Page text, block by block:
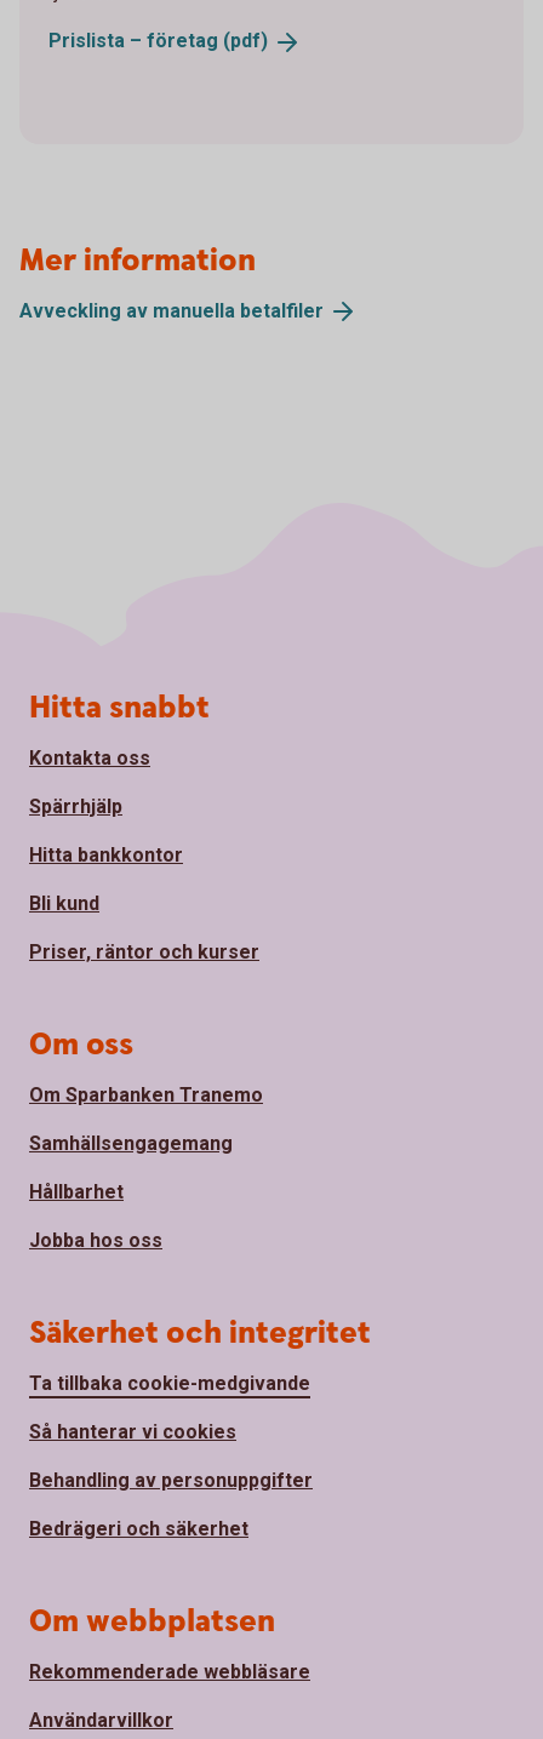
Prislista – företag (pdf)
Mer information
Avveckling av manuella betalfiler
Sidfot
Hitta snabbt
Kontakta oss
Spärrhjälp
Hitta bankkontor
Bli kund
Priser, räntor och kurser
Om oss
Om Sparbanken Tranemo
Samhällsengagemang
Hållbarhet
Jobba hos oss
Säkerhet och integritet
Ta tillbaka cookie-medgivande
Så hanterar vi cookies
Behandling av personuppgifter
Bedrägeri och säkerhet
Om webbplatsen
Rekommenderade webbläsare
Användarvillkor